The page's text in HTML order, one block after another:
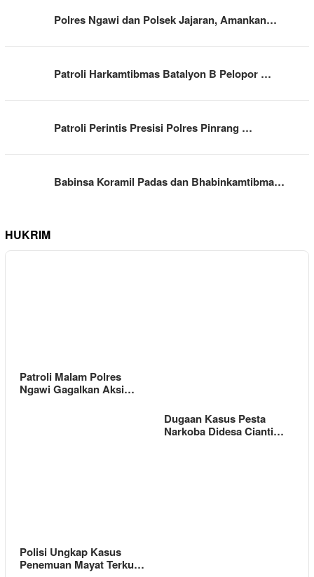
Polres Ngawi dan Polsek Jajaran, Amankan…
Patroli Harkamtibmas Batalyon B Pelopor …
Patroli Perintis Presisi Polres Pinrang …
Babinsa Koramil Padas dan Bhabinkamtibma…
HUKRIM
Patroli Malam Polres
Ngawi Gagalkan Aksi…
Dugaan Kasus Pesta
Narkoba Didesa Cianti…
Polisi Ungkap Kasus
Penemuan Mayat Terku…